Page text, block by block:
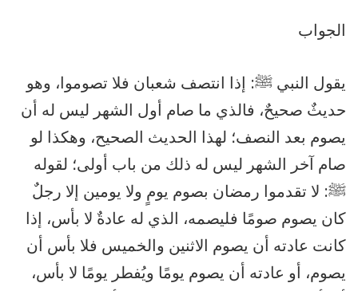
الجواب
يقول النبي ﷺ: إذا انتصف شعبان فلا تصوموا، وهو
حديثٌ صحيحٌ، فالذي ما صام أول الشهر ليس له أن
يصوم بعد النصف؛ لهذا الحديث الصحيح، وهكذا لو
صام آخر الشهر ليس له ذلك من باب أولى؛ لقوله
ﷺ: لا تقدموا رمضان بصوم يومٍ ولا يومين إلا رجلٌ
كان يصوم صومًا فليصمه، الذي له عادةٌ لا بأس، إذا
كانت عادته أن يصوم الاثنين والخميس فلا بأس أن
يصوم، أو عادته أن يصوم يومًا ويُفطر يومًا لا بأس،